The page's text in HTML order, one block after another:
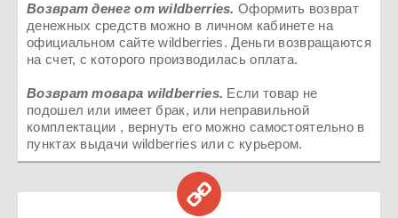
Возврат денег отwildberries. Оформить возврат
денежных средств можно в личном кабинете на
официальном сайте wildberries. Деньги возвращаются
на счет, с которого производилась оплата.
Возврат товара wildberries. Если товар не
подошел или имеет брак, или неправильной
комплектации , вернуть его можно самостоятельно в
пунктах выдачи wildberries или с курьером.
